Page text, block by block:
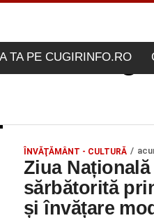
TA PE CUGIRINFO.RO
ÎNVĂŢĂMÂNT - CULTURĂ
Ziua
sărbătorită
și învățare